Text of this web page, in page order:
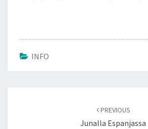
INFO
PREVIOUS
Junalla Espanjassa